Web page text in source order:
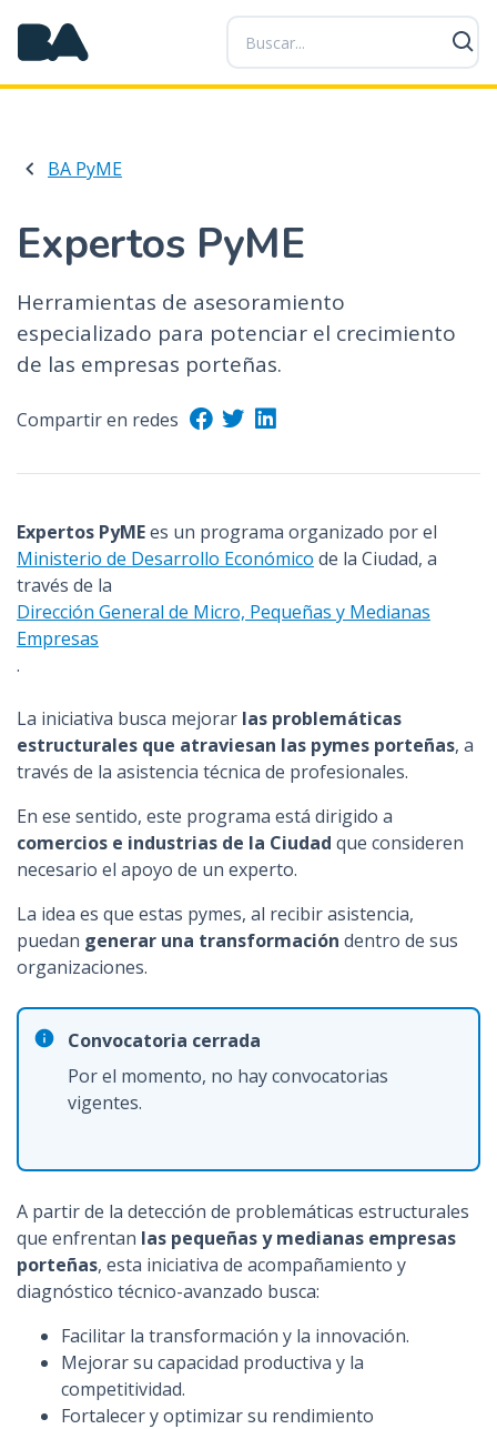
P
a
s
a
o
n
e
n
i
o
r
i
p
a
BA PyME
Expertos PyME
Herramientas de asesoramiento
especializado para potenciar el crecimiento
de las empresas porteñas.
Compartir en redes
Expertos PyMEes un programa organizado por el
Ministerio de Desarrollo Económico de la Ciudad, a
través de la
Dirección General de Micro, Pequeñas y Medianas
Empresas
.
La iniciativa busca mejorar las problemáticas
estructurales que atraviesan las pymes porteñas, a
través de la asistencia técnica de profesionales.
En ese sentido, este programa está dirigido a
comercios e industrias de la Ciudad que consideren
necesario el apoyo de un experto.
La idea es que estas pymes, al recibir asistencia,
puedan generar una transformación dentro de sus
organizaciones.
Convocatoria cerrada
Por el momento, no hay convocatorias
vigentes.
A partir de la detección de problemáticas estructurales
que enfrentan las pequeñas y medianas empresas
porteñas, esta iniciativa de acompañamiento y
diagnóstico técnico-avanzado busca:
Facilitar la transformación y la innovación.
Mejorar su capacidad productiva y la
competitividad.
Fortalecer y optimizar su rendimiento